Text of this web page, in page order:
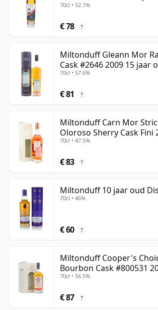
Scotch Whisky
70cl • 52.1%
€ 78 ?
Miltonduff Gleann Mor
Cask #2646 2009 15 jaar
70cl • 57.6%
€ 81 ?
Miltonduff Carn Mor
Oloroso Sherry Cask Fini
oud
70cl • 47.5%
€ 83 ?
Miltonduff 10 jaar oud
70cl • 46%
€ 60 ?
Miltonduff Cooper's
Bourbon Cask #800531
oud
70cl • 56.5%
€ 87 ?